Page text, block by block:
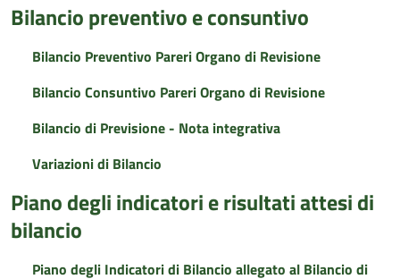
Bilancio preventivo e consuntivo
Bilancio Preventivo Pareri Organo di Revisione
Bilancio Consuntivo Pareri Organo di Revisione
Bilancio di Previsione - Nota integrativa
Variazioni di Bilancio
Piano degli indicatori e risultati attesi di
bilancio
Piano degli Indicatori di Bilancio allegato al Bilancio di